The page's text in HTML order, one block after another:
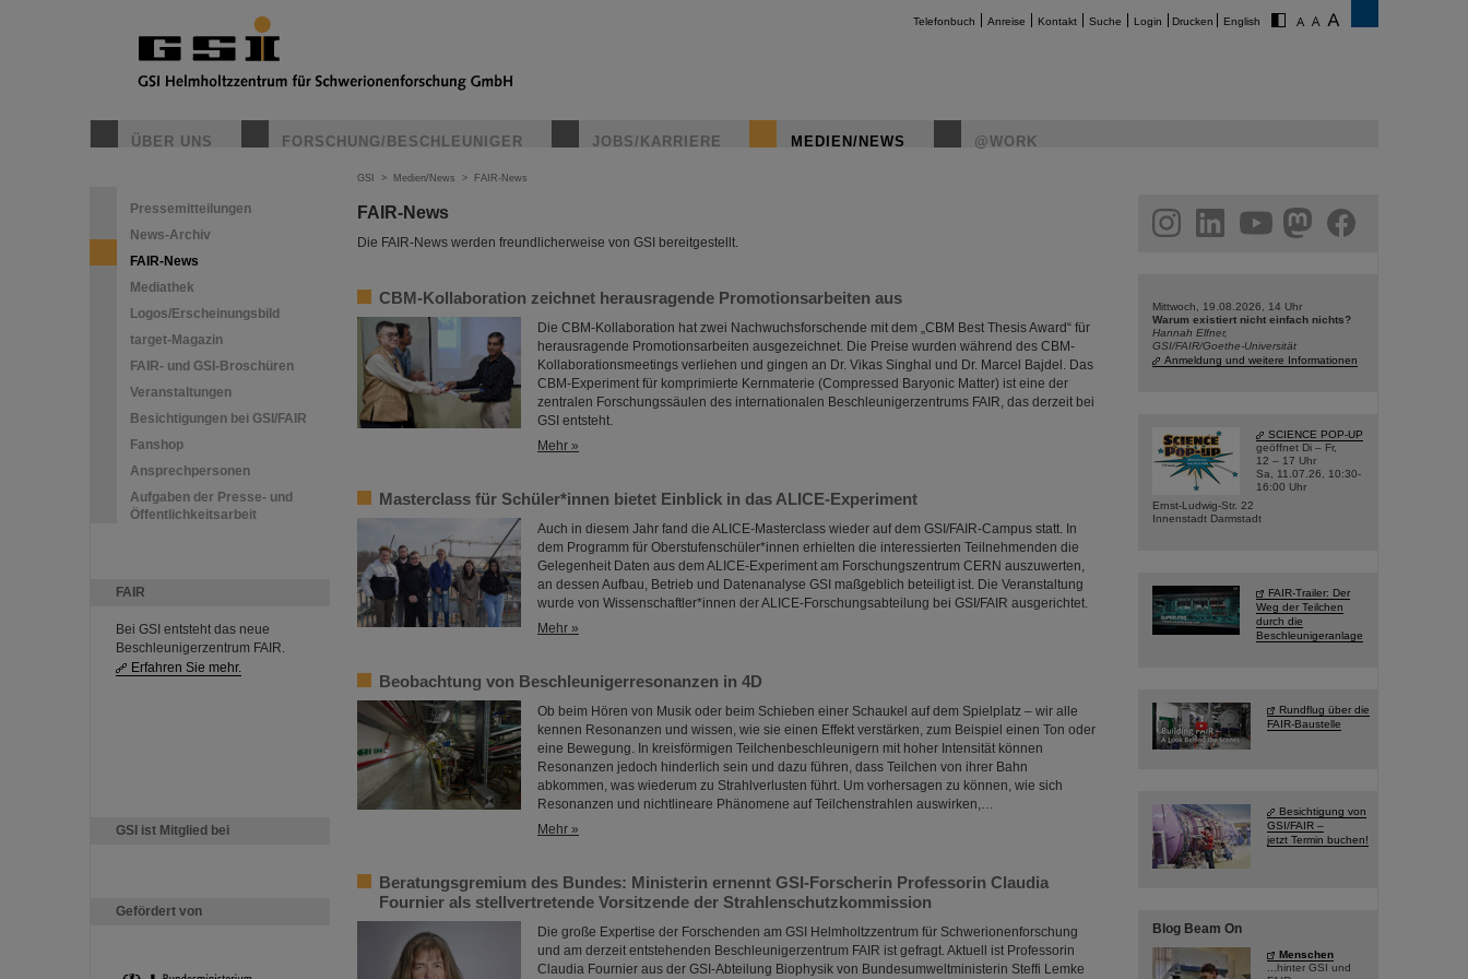
Telefonbuch Anreise Kontakt Suche Login Drucken English
ÜBER UNS FORSCHUNG/BESCHLEUNIGER JOBS/KARRIERE MEDIEN/NEWS @WORK
Pressemitteilungen
News-Archiv
FAIR-News
Mediathek
Logos/Erscheinungsbild
target-Magazin
FAIR- und GSI-Broschüren
Veranstaltungen
Besichtigungen bei GSI/FAIR
Fanshop
Ansprechpersonen
Aufgaben der Presse- und
Öffentlichkeitsarbeit
FAIR
Bei GSI entsteht das neue
Beschleunigerzentrum FAIR.
Erfahren Sie mehr.
GSI ist Mitglied bei
Gefördert von
GSI > Medien/News > FAIR-News
FAIR-News
Die FAIR-News werden freundlicherweise von GSI bereitgestellt.
CBM-Kollaboration zeichnet herausragende Promotionsarbeiten aus
Die CBM-Kollaboration hat zwei Nachwuchsforschende mit dem „CBM Best Thesis Award“ für
herausragende Promotionsarbeiten ausgezeichnet. Die Preise wurden während des CBM-
Kollaborationsmeetings verliehen und gingen an Dr. Vikas Singhal und Dr. Marcel Bajdel. Das
CBM-Experiment für komprimierte Kernmaterie (Compressed Baryonic Matter) ist eine der
zentralen Forschungssäulen des internationalen Beschleunigerzentrums FAIR, das derzeit bei
GSI entsteht.
Mehr »
Masterclass für Schüler*innen bietet Einblick in das ALICE-Experiment
Auch in diesem Jahr fand die ALICE-Masterclass wieder auf dem GSI/FAIR-Campus statt. In
dem Programm für Oberstufenschüler*innen erhielten die interessierten Teilnehmenden die
Gelegenheit Daten aus dem ALICE-Experiment am Forschungszentrum CERN auszuwerten,
an dessen Aufbau, Betrieb und Datenanalyse GSI maßgeblich beteiligt ist. Die Veranstaltung
wurde von Wissenschaftler*innen der ALICE-Forschungsabteilung bei GSI/FAIR ausgerichtet.
Mehr »
Beobachtung von Beschleunigerresonanzen in 4D
Ob beim Hören von Musik oder beim Schieben einer Schaukel auf dem Spielplatz – wir alle
kennen Resonanzen und wissen, wie sie einen Effekt verstärken, zum Beispiel einen Ton oder
eine Bewegung. In kreisförmigen Teilchenbeschleunigern mit hoher Intensität können
Resonanzen jedoch hinderlich sein und dazu führen, dass Teilchen von ihrer Bahn
abkommen, was wiederum zu Strahlverlusten führt. Um vorhersagen zu können, wie sich
Resonanzen und nichtlineare Phänomene auf Teilchenstrahlen auswirken,…
Mehr »
Beratungsgremium des Bundes: Ministerin ernennt GSI-Forscherin Professorin Claudia
Fournier als stellvertretende Vorsitzende der Strahlenschutzkommission
Die große Expertise der Forschenden am GSI Helmholtzzentrum für Schwerionenforschung
und am derzeit entstehenden Beschleunigerzentrum FAIR ist gefragt. Aktuell ist Professorin
Claudia Fournier aus der GSI-Abteilung Biophysik von Bundesumweltministerin Steffi Lemke
facebook
Mittwoch, 19.08.2026, 14 Uhr
Warum existiert nicht einfach nichts?
Hannah Elfner,
GSI/FAIR/Goethe-Universität
Anmeldung und weitere Informationen
SCIENCE POP-UP
geöffnet Di – Fr,
12 – 17 Uhr
Sa, 11.07.26, 10:30-
16:00 Uhr
Ernst-Ludwig-Str. 22
Innenstadt Darmstadt
FAIR-Trailer: Der
Weg der Teilchen
durch die
Beschleunigeranlage
Rundflug über die
FAIR-Baustelle
Besichtigung von
GSI/FAIR –
jetzt Termin buchen!
Blog Beam On
Menschen
...hinter GSI und